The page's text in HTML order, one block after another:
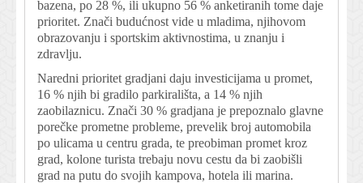
bazena, po 28 %, ili ukupno 56 % anketiranih tome daje
prioritet. Znači budućnost vide u mladima, njihovom
obrazovanju i sportskim aktivnostima, u znanju i
zdravlju.
Naredni prioritet gradjani daju investicijama u promet,
16 % njih bi gradilo parkirališta, a 14 % njih
zaobilaznicu. Znači 30 % gradjana je prepoznalo glavne
porečke prometne probleme, prevelik broj automobila
po ulicama u centru grada, te preobiman promet kroz
grad, kolone turista trebaju novu cestu da bi zaobišli
grad na putu do svojih kampova, hotela ili marina.